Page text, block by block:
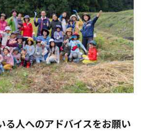
る人へのアドバイスをお願い